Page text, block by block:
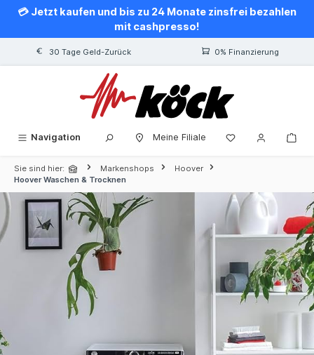
springen
💳 Jetzt kaufen und bis zu 24 Monate zinsfrei bezahlen
mit cashpresso!
30 Tage Geld-Zurück 0% Finanzierung
Navigation Meine Filiale
Sie sind hier: Markenshops
Hoover
Hoover Waschen & Trocknen